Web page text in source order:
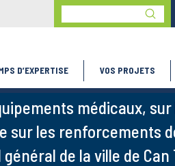
Search
Submit
D’EXPERTISE VOS PROJETS
médicaux,
sur les renforcements
de la ville de Can